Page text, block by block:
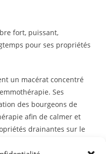
fort, puissant,
pour ses propriétés
un macérat concentré
Ses
des bourgeons de
afin de calmer et
drainantes sur le